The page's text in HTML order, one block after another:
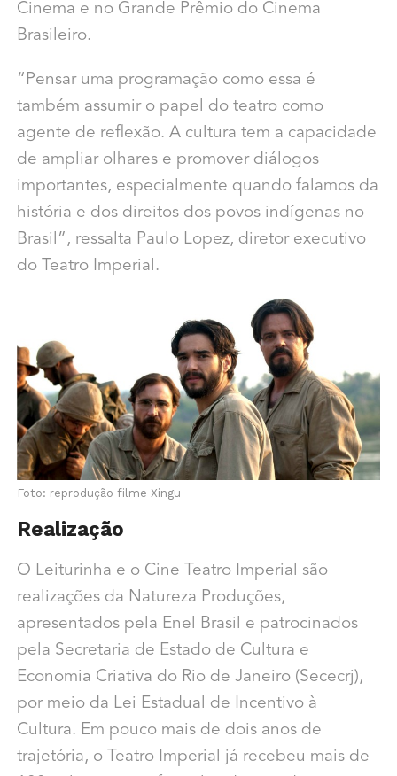
Cinema e no Grande Prêmio do Cinema
Brasileiro.
“Pensar uma programação como essa é
também assumir o papel do teatro como
agente de reflexão. A cultura tem a capacidade
de ampliar olhares e promover diálogos
importantes, especialmente quando falamos da
história e dos direitos dos povos indígenas no
Brasil”, ressalta Paulo Lopez, diretor executivo
do Teatro Imperial.
Foto: reprodução filme Xingu
Realização
O Leiturinha e o Cine Teatro Imperial são
realizações da Natureza Produções,
apresentados pela Enel Brasil e patrocinados
pela Secretaria de Estado de Cultura e
Economia Criativa do Rio de Janeiro (Sececrj),
por meio da Lei Estadual de Incentivo à
Cultura. Em pouco mais de dois anos de
trajetória, o Teatro Imperial já recebeu mais de